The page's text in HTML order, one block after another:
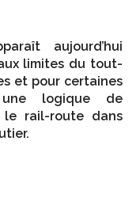
aujourd’hui
limites du tout-
et pour certaines
une logique de
le rail-route dans